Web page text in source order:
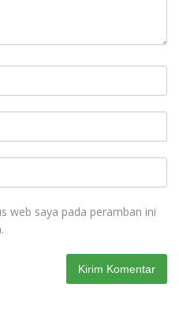
web saya pada peramban ini